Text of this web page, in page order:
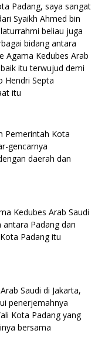
Padang, saya sangat
Syaikh Ahmed bin
beliau juga
bidang antara
Agama Kedubes Arab
itu terwujud demi
Hendri Septa
itu
Pemerintah Kota
gencarnya
daerah dan
Kedubes Arab Saudi
Padang dan
Padang itu
Saudi di Jakarta,
penerjemahnya
Kota Padang yang
bersama